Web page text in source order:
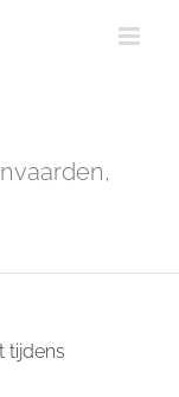
tijdens